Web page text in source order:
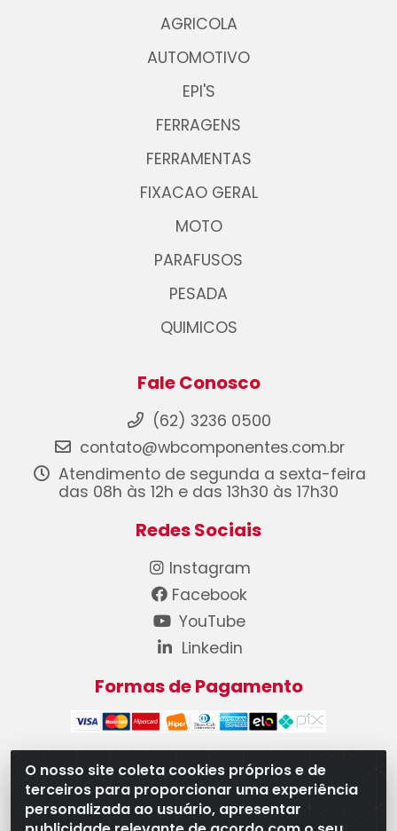
O nosso site coleta cookies próprios e de
terceiros para proporcionar uma experiência
personalizada ao usuário, apresentar
AGRICOLA
AUTOMOTIVO
EPI'S
FERRAGENS
FERRAMENTAS
FIXACAO GERAL
MOTO
PARAFUSOS
PESADA
QUIMICOS
Fale Conosco
(62) 3236 0500
contato@wbcomponentes.com.br
Atendimento de segunda a sexta-feira
das 08h às 12h e das 13h30 às 17h30
Redes Sociais
Instagram
Facebook
YouTube
Linkedin
Formas de Pagamento
WB Componentes Automotivos LTDA - CNPJ
08.528.393/0001-12 - Rua do Níquel, 667 - Parque